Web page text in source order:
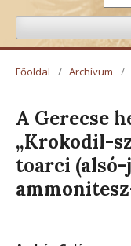
Főoldal / Archívum /
A Gerecse
„Krokodil-
toarci